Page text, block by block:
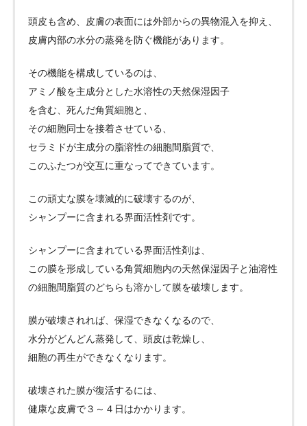
頭皮も含め、皮膚の表面には外部からの異物混入を抑え、
皮膚内部の水分の蒸発を防ぐ機能があります。
その機能を構成しているのは、
アミノ酸を主成分とした水溶性の天然保湿因子
を含む、死んだ角質細胞と、
その細胞同士を接着させている、
セラミドが主成分の脂溶性の細胞間脂質で、
このふたつが交互に重なってできています。
この頑丈な膜を壊滅的に破壊するのが、
シャンプーに含まれる界面活性剤です。
シャンプーに含まれている界面活性剤は、
この膜を形成している角質細胞内の天然保湿因子と油溶性
の細胞間脂質のどちらも溶かして膜を破壊します。
膜が破壊されれば、保湿できなくなるので、
水分がどんどん蒸発して、頭皮は乾燥し、
細胞の再生ができなくなります。
破壊された膜が復活するには、
健康な皮膚で３～４日はかかります。